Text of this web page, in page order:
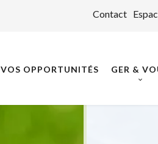
Contact
VOS OPPORTUNITÉS GER &